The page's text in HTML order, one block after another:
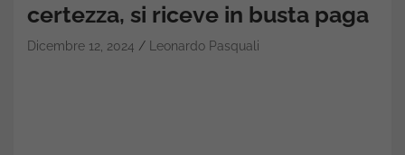
certezza, si riceve in busta paga
Dicembre 12, 2024 Leonardo Pasquali